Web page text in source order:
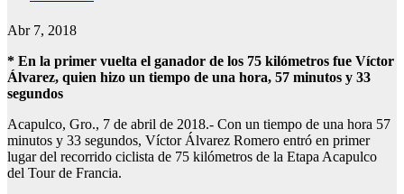
Abr 7, 2018
* En la primer vuelta el ganador de los 75 kilómetros fue Víctor
Álvarez, quien hizo un tiempo de una hora, 57 minutos y 33
segundos
Acapulco, Gro., 7 de abril de 2018.- Con un tiempo de una hora 57
minutos y 33 segundos, Víctor Álvarez Romero entró en primer
lugar del recorrido ciclista de 75 kilómetros de la Etapa Acapulco
del Tour de Francia.